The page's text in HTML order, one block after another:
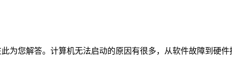
为您解答。计算机无法启动的原因有很多，从软件故障到硬